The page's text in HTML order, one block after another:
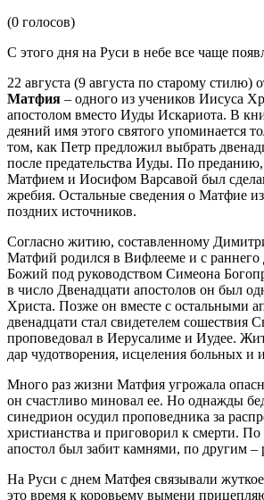
(0 голосов)
С этого дня на Руси в небе все чаще
22 августа (9 августа по старому стилю)
Матфия – одного из учеников Иисуса
апостолом вместо Иуды Искариота. В
деяний имя этого святого упоминается
том, как Петр предложил выбрать
после предательства Иуды. По
Матфием и Иосифом Варсавой был
жребия. Остальные сведения о Матфие
поздних источников.
Согласно житию, составленному
Матфий родился в Вифлееме и с раннего
Божий под руководством Симеона
в число Двенадцати апостолов он был
Христа. Позже он вместе с остальными
двенадцати стал свидетелем сошествия
проповедовал в Иерусалиме и Иудее.
дар чудотворения, исцеления больных и
Много раз жизни Матфия угрожала
он счастливо миновал ее. Но однажды
синедрион осудил проповедника за
христианства и приговорил к смерти.
апостол был забит камнями, по другим –
На Руси с днем Матфея связывали
это время к коровьему вымени